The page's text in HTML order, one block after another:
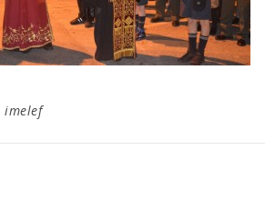
imelef